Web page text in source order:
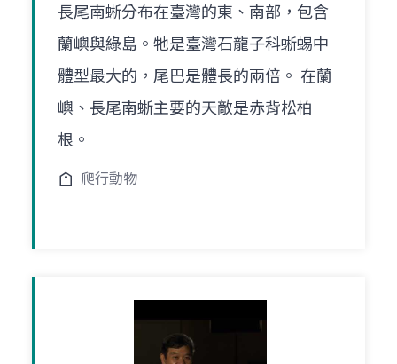
長尾南蜥分布在臺灣的東、南部，包含
蘭嶼與綠島。牠是臺灣石龍子科蜥蜴中
體型最大的，尾巴是體長的兩倍。 在蘭
嶼、長尾南蜥主要的天敵是赤背松柏
根。
爬行動物